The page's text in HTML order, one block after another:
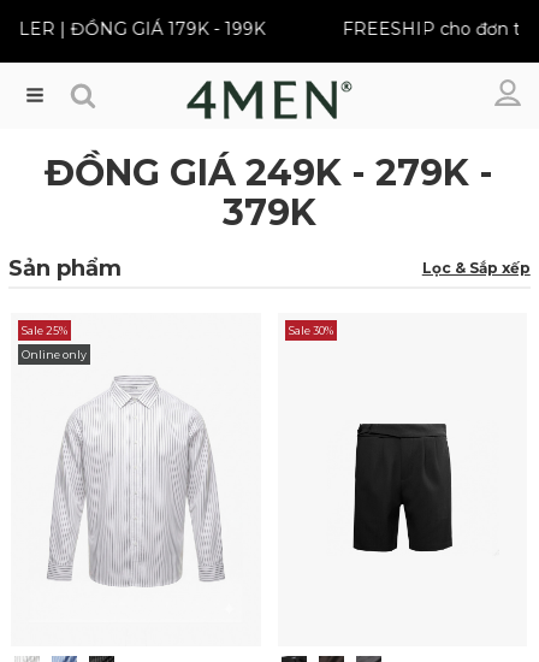
| ĐỒNG GIÁ 179K - 199K FREESHIP cho đơn từ 399K
Menu
ĐỒNG GIÁ 249K - 279K -
379K
Sản phẩm Lọc & Sắp xếp
Sale 25%
Online only
Sale 30%